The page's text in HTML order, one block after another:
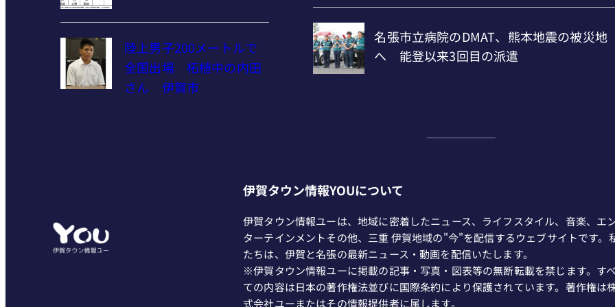
陸上男子200メートルで
全国出場 柘植中の内田
さん 伊賀市
伊賀タウン情報YOUについて
伊賀タウン情報ユーは、地域に密着したニュース、ライフスタイル、音楽、エ
ターテインメントその他、三重 伊賀地域の"今"を配信するウェブサイトです。
たちは、伊賀と名張の最新ニュース・動画を配信いたします。
※伊賀タウン情報ユーに掲載の記事・写真・図表等の無断転載を禁じます。すべ
ての内容は日本の著作権法並びに国際条約により保護されています。著作権は
式会社ユーまたはその情報提供者に属します。